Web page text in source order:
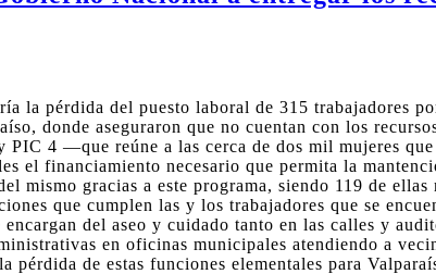
la pérdida del puesto laboral de 315 trabajadores
donde aseguraron que no cuentan con los
4 —que reúne a las cerca de dos mil mujeres
el financiamiento necesario que permita la
mismo gracias a este programa, siendo 119 de
que cumplen las y los trabajadores que se
del aseo y cuidado tanto en las calles y
en oficinas municipales atendiendo a
pérdida de estas funciones elementales para